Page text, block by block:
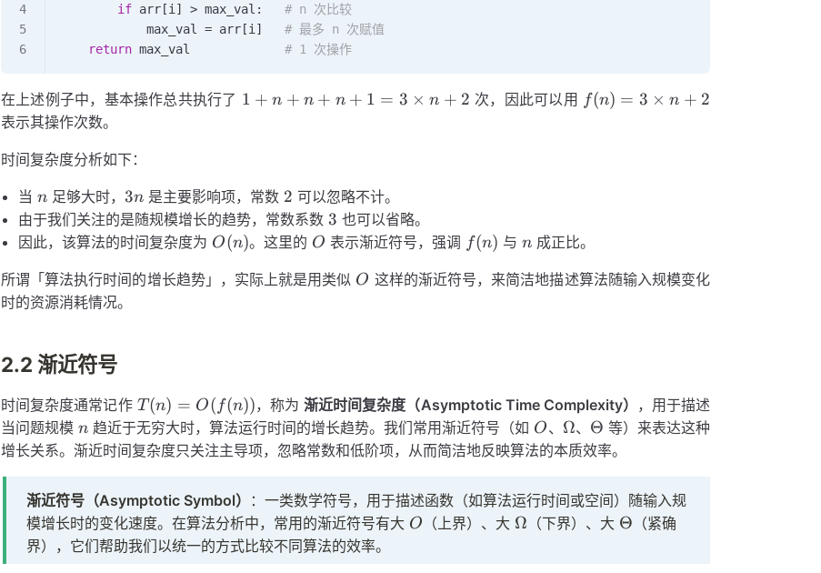
        if
arr[i] > max_val: # n 次比较
            max_val
= arr[i] # 最多 n 次赋值
    return
max_val # 1 次操作
在上述例子中，基本操作总共执行了 1 + n
n + 2
1 + n + n + n + 1 = 3 × n + 2 次，因此可以用 f(n) =
f(n) = 3 × n + 2
表示其操作次数。
时间复杂度分析如下：
当n
n 足够大时，3n
3n 是主要影响项，常数 2
2 可以忽略不计。
由于我们关注的是随规模增长的趋势，常数系数3
3 也可以省略。
因此，该算法的时间复杂度为 O(n)
O(n)。这里的 O
O 表示渐近符号，强调 f(n)
f(n) 与n
n 成正比。
所谓「算法执行时间的增长趋势」，实际上就是用类似 O
O 这样的渐近符号，来简洁地描述算法随输入规模变化
时的资源消耗情况。
2.2 渐近符号
时间复杂度通常记作 T(n) =
O(f(n))
T (n) = O( f(n))，称为渐近时间复杂度（Asymptotic Time Complexity） ，用于描述
当问题规模n
n 趋近于无穷大时，算法运行时间的增长趋势。我们常用渐近符号（如 O
O、 \Omega
Ω、 \Theta
Θ 等）来表达这种
增长关系。渐近时间复杂度只关注主导项，忽略常数和低阶项，从而简洁地反映算法的本质效率。
渐近符号（Asymptotic Symbol）
：一类数学符号，用于描述函数（如算法运行时间或空间）随输入规
模增长时的变化速度。在算法分析中，常用的渐近符号有大 O
O （上界）、大 \Omega
Ω （下界）、大 \Theta
Θ （紧确
界），它们帮助我们以统一的方式比较不同算法的效率。